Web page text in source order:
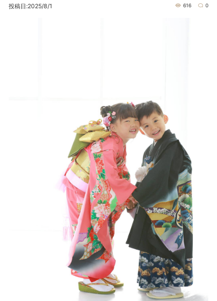
投稿日:2025/8/1 616 0